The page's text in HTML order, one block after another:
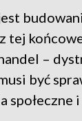
tej
–
być
społeczne